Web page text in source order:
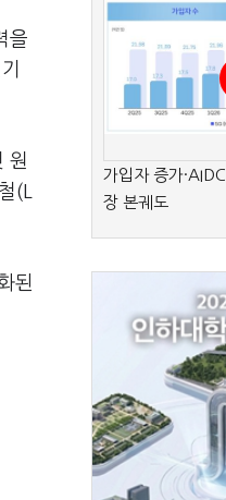
을
원
(L
된
가입자 증가
장 본궤도